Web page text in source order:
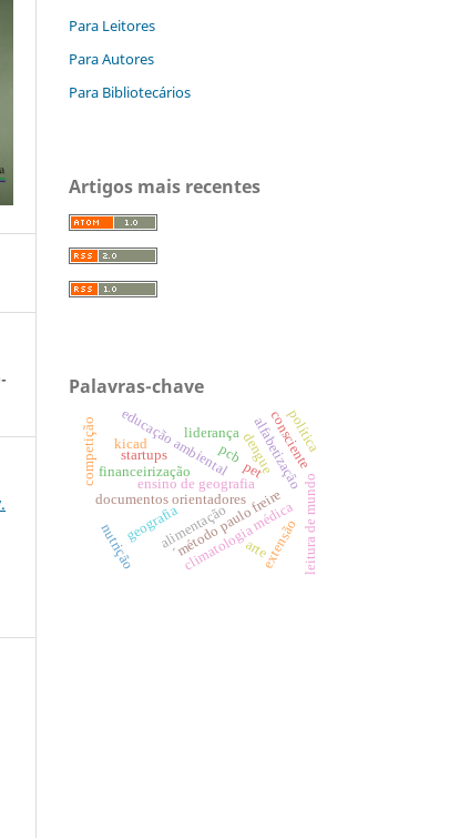
Para Leitores
Para Autores
Para Bibliotecários
Artigos mais recentes
Palavras-chave
ensino de geografiaalfabetização
´método paulo freire leitura de mundo
documentos orientadores
geografia
educação ambiental dengue
climatologia médica
financeirização
startups
nutrição alimentação
competição pet
extensão
pcb
kicad
liderança consciente
arte
política